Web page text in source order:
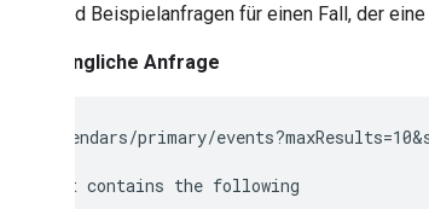
Hier sind Beispielanfragen für einen Fall, der
Ursprüngliche Anfrage
GET /calendars/primary/
// Result contains the following